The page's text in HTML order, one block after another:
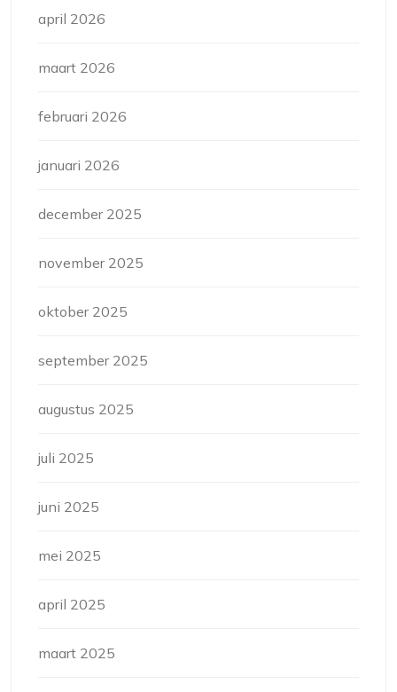
april 2026
maart 2026
februari 2026
januari 2026
december 2025
november 2025
oktober 2025
september 2025
augustus 2025
juli 2025
juni 2025
mei 2025
april 2025
maart 2025